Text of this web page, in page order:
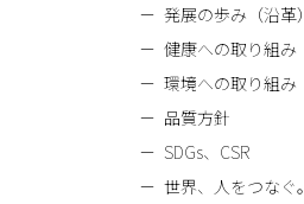
発展の歩み（沿革）
健康への取り組み
環境への取り組み
品質方針
SDGs、CSR
世界、人をつなぐ。